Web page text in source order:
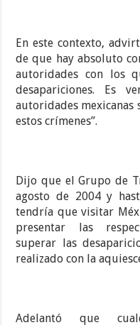
En este contexto,
de que hay absoluto
autoridades con los
desapariciones. Es
autoridades mexicanas
estos crímenes”.
Dijo que el Grupo de
agosto de 2004 y
tendría que visitar
presentar las
superar las
realizado con la
Adelantó que